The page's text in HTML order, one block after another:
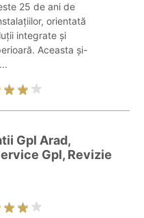
25 de ani de
orientată
integrate și
Aceasta și-
Gpl Arad,
Gpl, Revizie